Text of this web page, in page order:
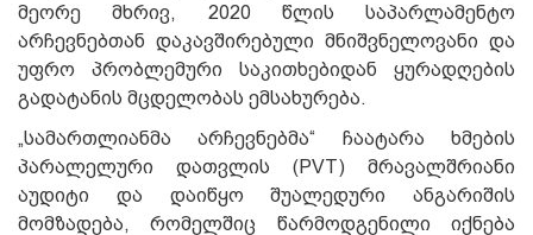
მეორე მხრივ, 2020 წლის საპარლამენტო
არჩევნებთან დაკავშირებული მნიშვნელოვანი და
უფრო პრობლემური საკითხებიდან ყურადღების
გადატანის მცდელობას ემსახურება.
„სამართლიანმა არჩევნებმა“ ჩაატარა ხმების
პარალელური დათვლის (PVT) მრავალშრიანი
აუდიტი და დაიწყო შუალედური ანგარიშის
მომზადება, რომელშიც წარმოდგენილი იქნება